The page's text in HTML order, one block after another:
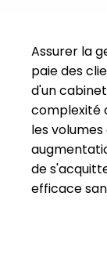
Assurer la
paie des
d'un
complexité
les
de
efficace